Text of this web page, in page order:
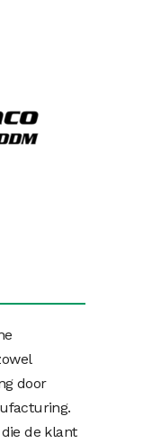
door
die de klant